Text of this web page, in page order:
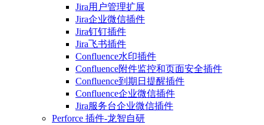
Jira用户管理扩展
Jira企业微信插件
Jira钉钉插件
Jira飞书插件
Confluence水印插件
Confluence附件监控和页面安全插件
Confluence到期日提醒插件
Confluence企业微信插件
Jira服务台企业微信插件
Perforce 插件-龙智自研